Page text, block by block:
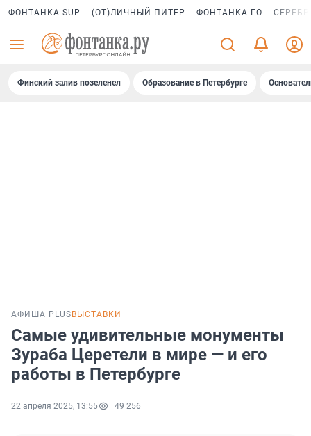
ФОНТАНКА SUP (ОТ)ЛИЧНЫЙ ПИТЕР ФОНТАНКА ГО
Финский залив позеленел Образование в Петербурге
АФИША PLUS ВЫСТАВКИ
Самые удивительные монументы
Зураба Церетели в мире — и его
работы в Петербурге
22 апреля 2025, 13:55 49 256